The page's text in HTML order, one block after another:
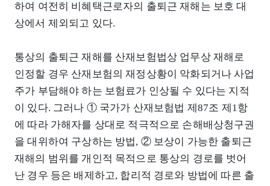
하여 여전히 비혜택근로자의 출퇴근 재해는 보호 대
상에서 제외되고 있다.
통상의 출퇴근 재해를 산재보험법상 업무상 재해로
인정할 경우 산재보험의 재정상황이 악화되거나 사업
주가 부담해야 하는 보험료가 인상될 수 있다는 지적
이 있다. 그러나 ① 국가가 산재보험법 제87조 제1항
에 따라 가해자를 상대로 적극적으로 손해배상청구권
을 대위하여 구상하는 방법, ② 보상이 가능한 출퇴근
재해의 범위를 개인적 목적으로 통상의 경로를 벗어
난 경우 등은 배제하고, 합리적 경로와 방법에 따른 출